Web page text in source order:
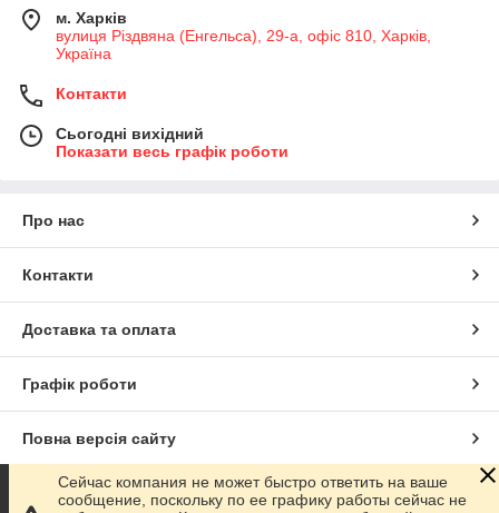
м. Харків
вулиця Різдвяна (Енгельса), 29-а, офіс 810, Харків,
Україна
Контакти
Сьогодні вихідний
Показати весь графік роботи
Про нас
Контакти
Доставка та оплата
Графік роботи
Повна версія сайту
Сайт створено на маркетплейсіProm.ua
Сейчас компания не может быстро ответить на ваше
сообщение, поскольку по ее графику работы сейчас не